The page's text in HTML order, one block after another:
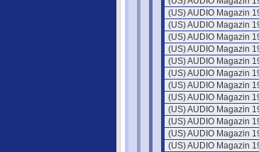
(US) AUDIO Magazin
(US) AUDIO Magazin
(US) AUDIO Magazin
(US) AUDIO Magazin
(US) AUDIO Magazin
(US) AUDIO Magazin
(US) AUDIO Magazin
(US) AUDIO Magazin
(US) AUDIO Magazin
(US) AUDIO Magazin
(US) AUDIO Magazin
(US) AUDIO Magazin